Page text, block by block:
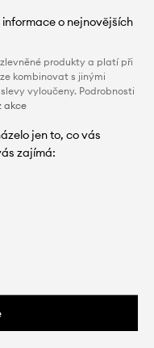
o nejnovějších
produkty a platí při
kombinovat s jinými
vyloučeny. Podrobnosti
akce
jen to, co vás
zajímá: